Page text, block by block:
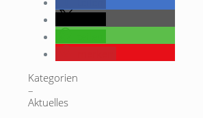
Kategorien
–
Aktuelles